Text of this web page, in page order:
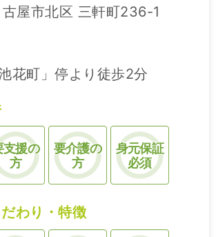
屋市北区 三軒町236-1
花町」停より徒歩2分
支援の
方
要介護の
方
身元保証
必須
わり・特徴